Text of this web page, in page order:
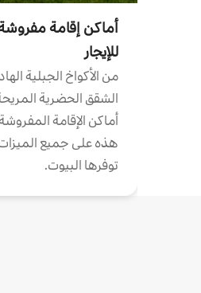
أماكن إقامة
للإيجار
من الأكواخ الجبلية
الشقق الحضرية
أماكن الإقامة المفروشة
هذه على جميع
توفرها البيوت.